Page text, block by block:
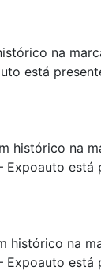
na
está
histórico na
está
histórico na
está